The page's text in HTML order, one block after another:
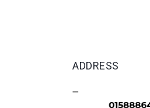
ADDRESS